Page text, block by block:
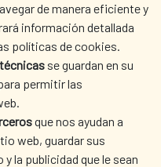
de manera eficiente y
información detallada
políticas de cookies.
técnicas se guardan en su
permitir las
que nos ayudan a
web, guardar sus
la publicidad que le sean
DO WE COOPERATE?
PRESS ROOM
LIBRARY